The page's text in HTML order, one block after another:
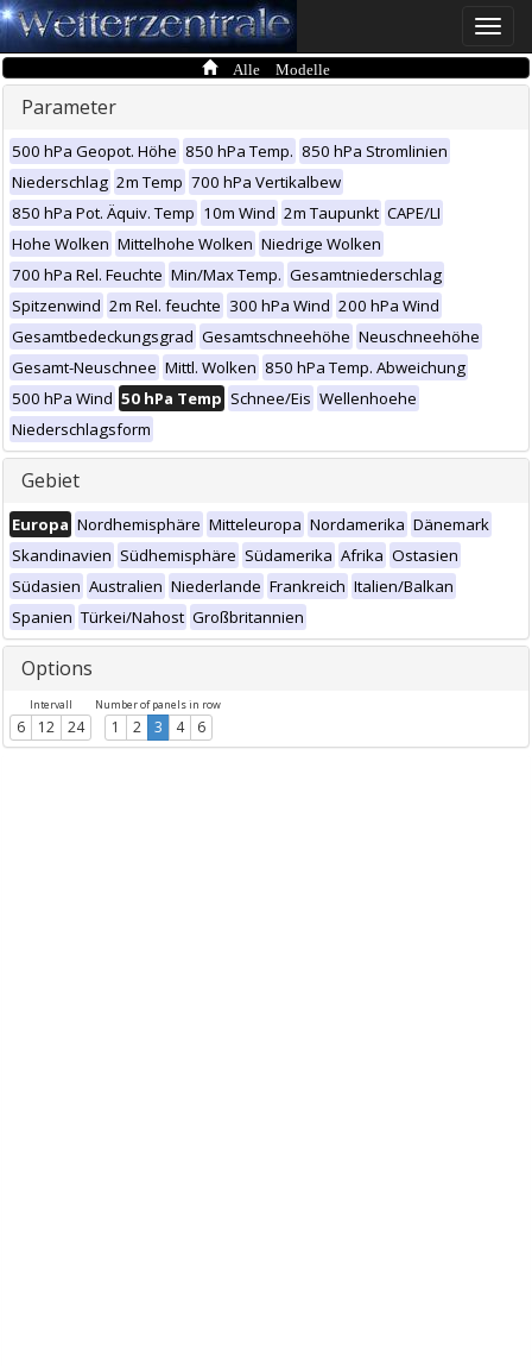
Toggle
Alle Modelle
Parameter
500 hPa Geopot. Höhe 850 hPa Temp. 850 hPa Stromlinien
Niederschlag 2m Temp 700 hPa Vertikalbew
850 hPa Pot. Äquiv. Temp 10m Wind 2m Taupunkt CAPE/LI
Hohe Wolken Mittelhohe Wolken Niedrige Wolken
700 hPa Rel. Feuchte Min/Max Temp. Gesamtniederschlag
Spitzenwind 2m Rel. feuchte 300 hPa Wind 200 hPa Wind
Gesamtbedeckungsgrad Gesamtschneehöhe Neuschneehöhe
Gesamt-Neuschnee Mittl. Wolken 850 hPa Temp. Abweichung
500 hPa Wind 50 hPa Temp Schnee/Eis Wellenhoehe
Niederschlagsform
Gebiet
Europa Nordhemisphäre Mitteleuropa Nordamerika Dänemark
Skandinavien Südhemisphäre Südamerika Afrika Ostasien
Südasien Australien Niederlande Frankreich Italien/Balkan
Spanien Türkei/Nahost Großbritannien
Options
Intervall
6 12 24
Number of panels in row
1 2 3 4 6